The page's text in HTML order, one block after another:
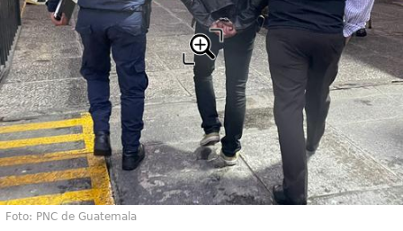
Foto: PNC de Guatemala